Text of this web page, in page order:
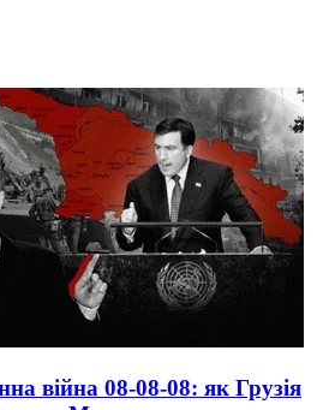
війна 08-08-08: як Грузія